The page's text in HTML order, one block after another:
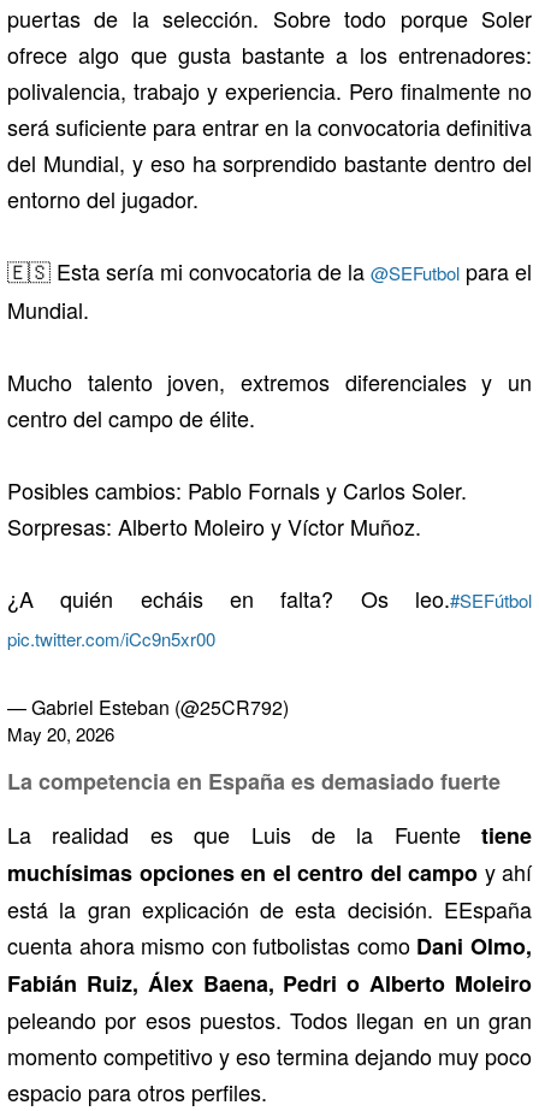
puertas de la selección. Sobre todo porque Soler
ofrece algo que gusta bastante a los entrenadores:
polivalencia, trabajo y experiencia. Pero finalmente no
será suficiente para entrar en la convocatoria definitiva
del Mundial, y eso ha sorprendido bastante dentro del
entorno del jugador.
🇪🇸 Esta sería mi convocatoria de la @SEFutbol para el
Mundial.
Mucho talento joven, extremos diferenciales y un
centro del campo de élite.
Posibles cambios: Pablo Fornals y Carlos Soler.
Sorpresas: Alberto Moleiro y Víctor Muñoz.
¿A quién echáis en falta? Os leo.#SEFútbol
pic.twitter.com/iCc9n5xr00
— Gabriel Esteban (@25CR792)
May 20, 2026
La competencia en España es demasiado fuerte
La realidad es que Luis de la Fuente tiene
muchísimas opciones en el centro del campo y ahí
está la gran explicación de esta decisión. EEspaña
cuenta ahora mismo con futbolistas como Dani Olmo,
Fabián Ruiz, Álex Baena, Pedri oAlberto Moleiro
peleando por esos puestos. Todos llegan en un gran
momento competitivo y eso termina dejando muy poco
espacio para otros perfiles.